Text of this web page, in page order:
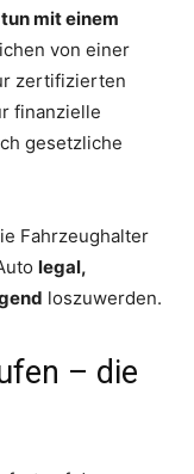
mit einem
von einer
zertifizierten
finanzielle
gesetzliche
Fahrzeughalter
legal,
loszuwerden.
– die